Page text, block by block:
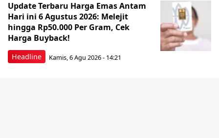
Headline
Update Terbaru Harga Emas Antam
Hari ini 6 Agustus 2026: Melejit
hingga Rp50.000 Per Gram, Cek
Harga Buyback!
Kamis, 6 Agu 2026 - 14:21